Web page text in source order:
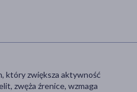
który zwiększa aktywność
zwęża źrenice, wzmaga